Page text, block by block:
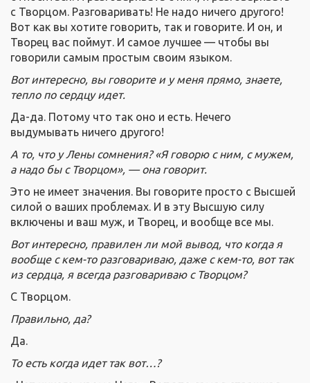
с Творцом. Разговаривать! Не надо ничего другого!
Вот как вы хотите говорить, так и говорите. И он, и
Творец вас поймут. И самое лучшее — чтобы вы
говорили самым простым своим языком.
Вот интересно, вы говорите и у меня прямо, знаете,
тепло по сердцу идет.
Да-да. Потому что так оно и есть. Нечего
выдумывать ничего другого!
А то, что у Лены сомнения? «Я говорю с ним, с мужем,
а надо бы с Творцом», — она говорит.
Это не имеет значения. Вы говорите просто с Высшей
силой о ваших проблемах. И в эту Высшую силу
включены и ваш муж, и Творец, и вообще все мы.
Вот интересно, правилен ли мой вывод, что когда я
вообще с кем-то разговариваю, даже с кем-то, вот так
из сердца, я всегда разговариваю с Творцом?
С Творцом.
Правильно, да?
Да.
То есть когда идет так вот…?